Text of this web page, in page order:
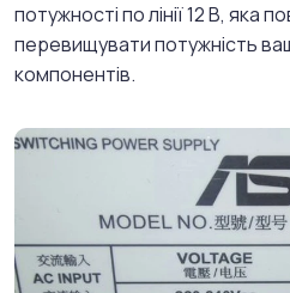
потужності по лінії 12 В, яка
перевищувати потужність
компонентів.